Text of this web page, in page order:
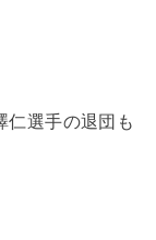
仁選手の退団も